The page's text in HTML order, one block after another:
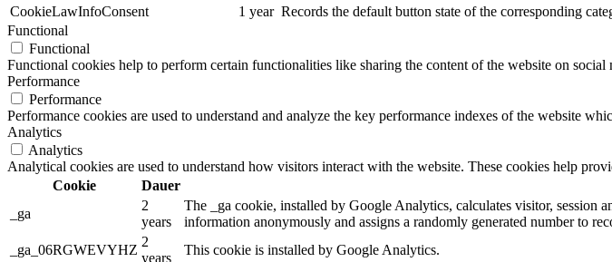
CookieLawInfoConsent
1 year Records the default button state of the corresponding
Functional
Functional
Functional cookies help to perform certain functionalities like sharing the content of the website on
Performance
Performance
Performance cookies are used to understand and analyze the key performance indexes of the website
Analytics
Analytics
Analytical cookies are used to understand how visitors interact with the website. These cookies help
Cookie
Dauer
_ga
2
years
The _ga cookie, installed by Google Analytics, calculates visitor, session
information anonymously and assigns a randomly generated number to
_ga_06RGWEVYHZ
2
years
This cookie is installed by Google Analytics.